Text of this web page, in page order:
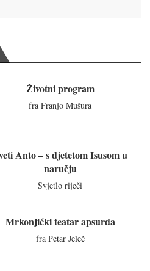
Životni program
fra Franjo Mušura
Anto – s djetetom Isusom u
naručju
Svjetlo riječi
Mrkonjićki teatar apsurda
fra Petar Jeleč